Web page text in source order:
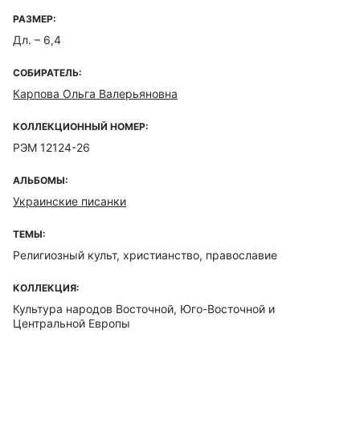
РАЗМЕР:
Дл. – 6,4
СОБИРАТЕЛЬ:
Карпова Ольга Валерьяновна
КОЛЛЕКЦИОННЫЙ НОМЕР:
РЭМ 12124-26
АЛЬБОМЫ:
Украинские писанки
ТЕМЫ:
Религиозный культ, христианство, православие
КОЛЛЕКЦИЯ:
Культура народов Восточной, Юго-Восточной и
Центральной Европы